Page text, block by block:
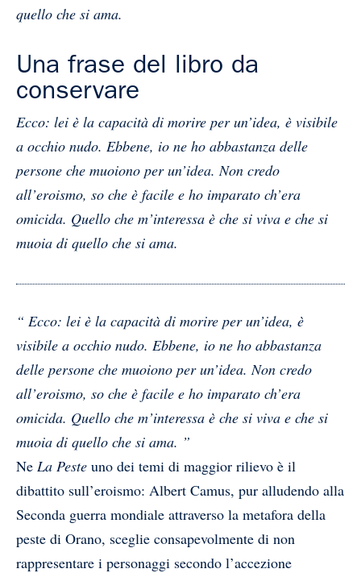
quello che si ama.
Una frase del libro da
conservare
Ecco: lei è la capacità di morire per un’idea, è visibile
a occhio nudo. Ebbene, io ne ho abbastanza delle
persone che muoiono per un’idea. Non credo
all’eroismo, so che è facile e ho imparato ch’era
omicida. Quello che m’interessa è che si viva e che si
muoia di quello che si ama.
“ Ecco: lei è la capacità di morire per un’idea, è
visibile a occhio nudo. Ebbene, io ne ho abbastanza
delle persone che muoiono per un’idea. Non credo
all’eroismo, so che è facile e ho imparato ch’era
omicida. Quello che m’interessa è che si viva e che si
muoia di quello che si ama. ”
Ne La Peste uno dei temi di maggior rilievo è il
dibattito sull’eroismo: Albert Camus, pur alludendo alla
Seconda guerra mondiale attraverso la metafora della
peste di Orano, sceglie consapevolmente di non
rappresentare i personaggi secondo l’accezione